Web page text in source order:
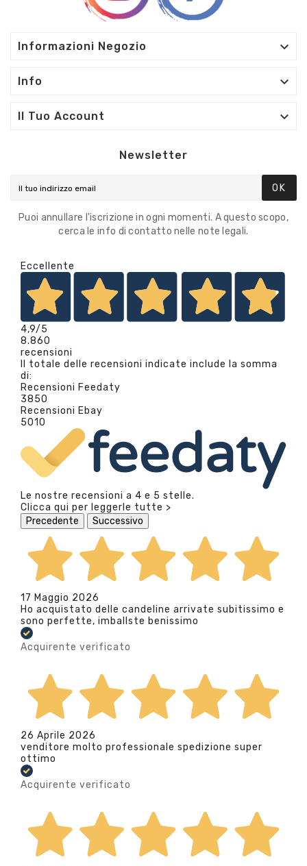
Informazioni Negozio 
Info 
Il Tuo Account 
Newsletter
OK
Puoi annullare l'iscrizione in ogni momenti. A questo scopo,
cerca le info di contatto nelle note legali.
Eccellente
4,9/5
8.860
recensioni
Il totale delle recensioni indicate include la somma
di:
Recensioni Feedaty
3850
Recensioni Ebay
5010
Le nostre recensioni a 4 e 5 stelle.
Clicca qui per leggerle tutte >
Precedente
Successivo
17 Maggio 2026
Ho acquistato delle candeline arrivate subitissimo e
sono perfette, imballste benissimo
Acquirente verificato
26 Aprile 2026
venditore molto professionale spedizione super
ottimo
Acquirente verificato